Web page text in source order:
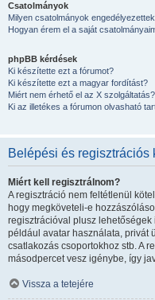
Csatolmányok
Milyen csatolmányok
Hogyan érem el a saját
phpBB kérdések
Ki készítette ezt a fórumot?
Ki készítette ezt a magyar fordítást?
Miért nem érhető el az X szolgáltatás?
Ki az illetékes a fórumon olvasható
Belépési és regisztrációs
Miért kell regisztrálnom?
A regisztráció nem feltétlenül
hogy megköveteli-e
regisztrációval plusz
például avatar használata, privát
csatlakozás csoportokhoz stb. A
másodpercet vesz igénybe, így
Vissza a tetejére